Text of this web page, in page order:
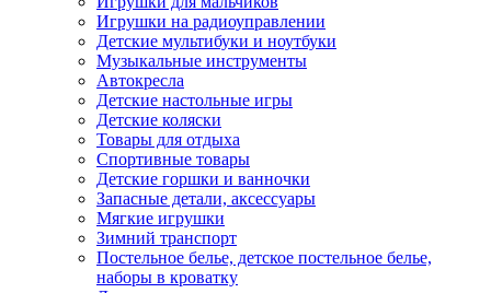
Игрушки на радиоуправлении
Детские мультибуки и ноутбуки
Музыкальные инструменты
Автокресла
Детские настольные игры
Детские коляски
Товары для отдыха
Спортивные товары
Детские горшки и ванночки
Запасные детали, аксессуары
Мягкие игрушки
Зимний транспорт
Постельное белье, детское постельное белье,
наборы в кроватку